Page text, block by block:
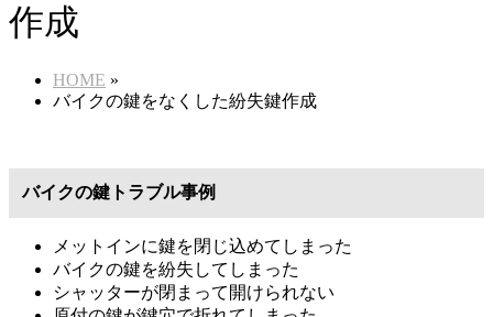
作成
HOME »
バイクの鍵をなくした紛失鍵作成
バイクの鍵トラブル事例
メットインに鍵を閉じ込めてしまった
バイクの鍵を紛失してしまった
シャッターが閉まって開けられない